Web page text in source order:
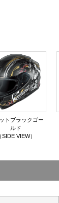
トブラックゴー
ルド
SIDE VIEW）